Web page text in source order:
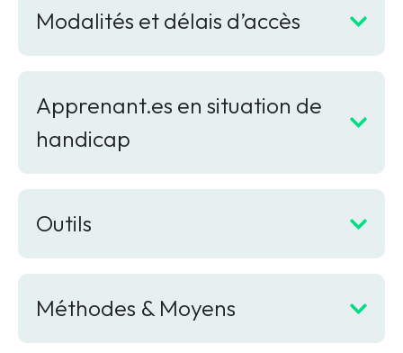
Modalités et délais d’accès
Apprenant.es en situation de
handicap
Outils
Méthodes & Moyens